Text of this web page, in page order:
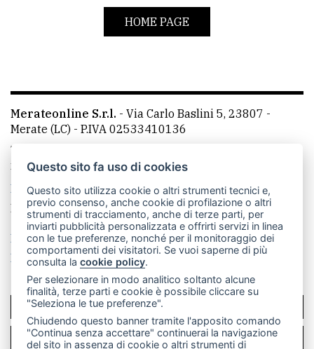
LE
PRIVACY
Privacy
policy
Cookie
HOME PAGE
Merateonline S.r.l. - Via Carlo Baslini 5, 23807 -
Merate (LC) - P.IVA 02533410136
Telefono:
mail: redazione@merateonline.it
La redazione
CasateOnline LeccoOnline
RSS
Made by VIP
Privacy policy
Cookie policy
Rivedi le tue scelte sui cookie
SCRIVICI
PER LA TUA PUBBLICITÀ
Questo sito fa uso di cookies
Questo sito utilizza cookie o altri strumenti tecnici e,
previo consenso, anche cookie di profilazione o altri
strumenti di tracciamento, anche di terze parti, per
inviarti pubblicità personalizzata e offrirti servizi in linea
con le tue preferenze, nonché per il monitoraggio dei
comportamenti dei visitatori. Se vuoi saperne di più
consulta lacookie policy.
Per selezionare in modo analitico soltanto alcune
finalità, terze parti e cookie è possibile cliccare su
"Seleziona le tue preferenze".
Chiudendo questo banner tramite l'apposito comando
"Continua senza accettare" continuerai la navigazione
del sito in assenza di cookie o altri strumenti di